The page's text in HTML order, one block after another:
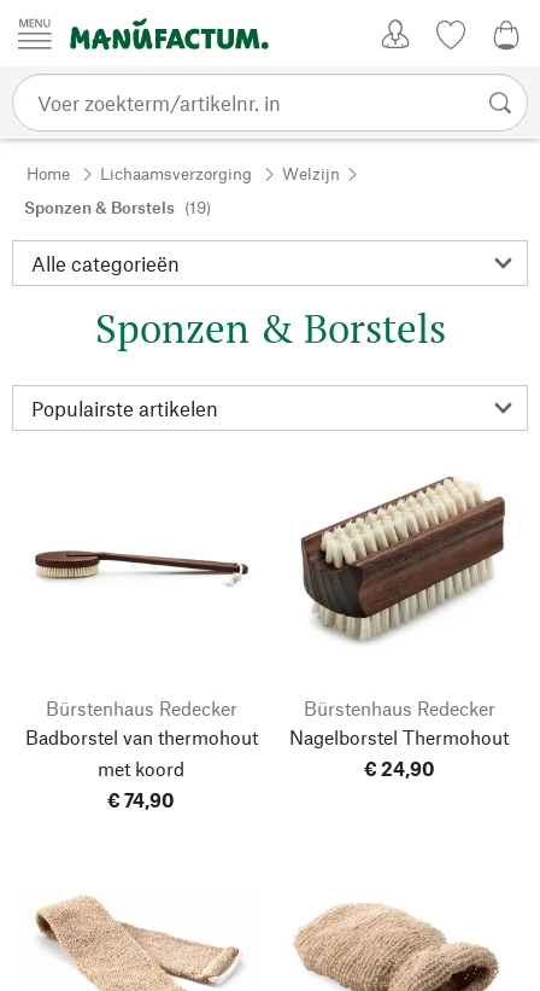
Passer au contenu
Home Lichaamsverzorging
Welzijn
Sponzen & Borstels (19)
Sponzen & Borstels
Bürstenhaus Redecker
Badborstel van thermohout
met koord
€ 74,90
Bürstenhaus Redecker
Nagelborstel Thermohout
€ 24,90